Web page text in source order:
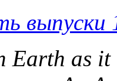
выпуски
Earth as